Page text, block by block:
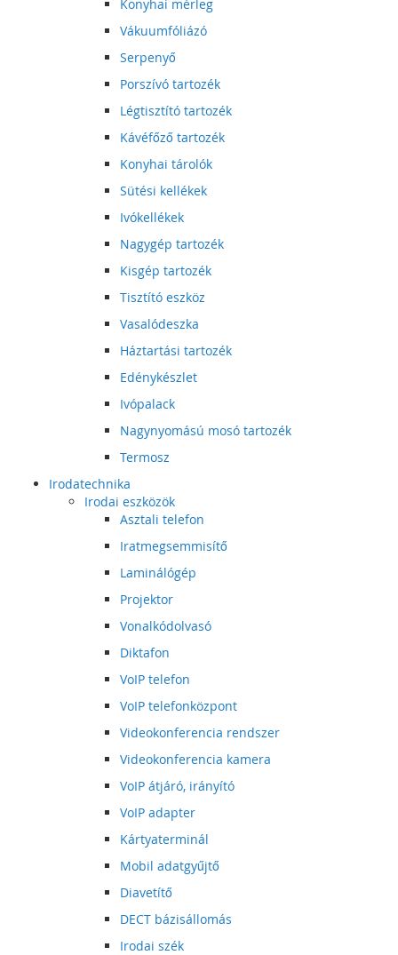
Konyhai mérleg
Vákuumfóliázó
Serpenyő
Porszívó tartozék
Légtisztító tartozék
Kávéfőző tartozék
Konyhai tárolók
Sütési kellékek
Ivókellékek
Nagygép tartozék
Kisgép tartozék
Tisztító eszköz
Vasalódeszka
Háztartási tartozék
Edénykészlet
Ivópalack
Nagynyomású mosó tartozék
Termosz
Irodatechnika
Irodai eszközök
Asztali telefon
Iratmegsemmisítő
Laminálógép
Projektor
Vonalkódolvasó
Diktafon
VoIP telefon
VoIP telefonközpont
Videokonferencia rendszer
Videokonferencia kamera
VoIP átjáró, irányító
VoIP adapter
Kártyaterminál
Mobil adatgyűjtő
Diavetítő
DECT bázisállomás
Irodai szék